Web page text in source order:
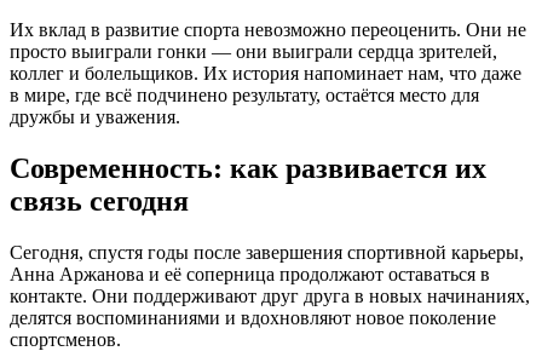
Их вклад в развитие спорта невозможно переоценить. Они не
просто выиграли гонки — они выиграли сердца зрителей,
коллег и болельщиков. Их история напоминает нам, что даже
в мире, где всё подчинено результату, остаётся место для
дружбы и уважения.
Современность: как развивается их
связь сегодня
Сегодня, спустя годы после завершения спортивной карьеры,
Анна Аржанова и её соперница продолжают оставаться в
контакте. Они поддерживают друг друга в новых начинаниях,
делятся воспоминаниями и вдохновляют новое поколение
спортсменов.